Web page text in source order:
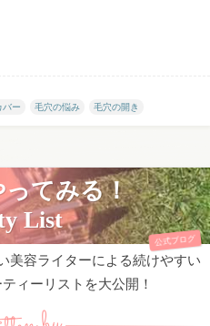
バー 毛穴の悩み 毛穴の開き
てみる！
List
公式ブログ
美容ライターによる続けやすい
ィーリストを大公開！